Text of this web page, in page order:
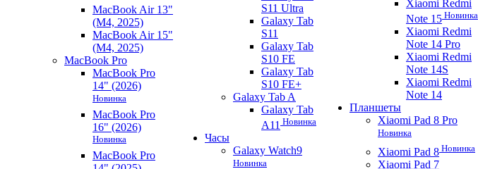
MacBook Air 13"
(M4, 2025)
MacBook Air 15"
(M4, 2025)
MacBook Pro
MacBook Pro
14" (2026)
Новинка
MacBook Pro
16" (2026)
Новинка
MacBook Pro
S11 Ultra
Galaxy Tab
S11
Galaxy Tab
S10 FE
Galaxy Tab
S10 FE+
Galaxy Tab A
Galaxy Tab
A11 Новинка
Часы
Galaxy Watch9
Новинка
Xiaomi Redmi
Note 15 Новинка
Xiaomi Redmi
Note 14 Pro
Xiaomi Redmi
Note 14S
Xiaomi Redmi
Note 14
Планшеты
Xiaomi Pad 8 Pro
Новинка
Xiaomi Pad 8 Новинка
Xiaomi Pad 7